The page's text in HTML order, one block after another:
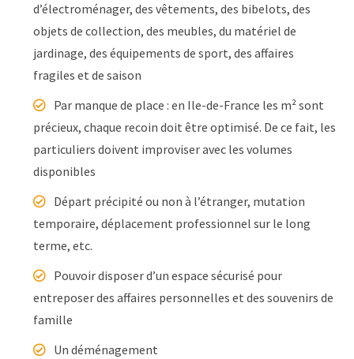
d’électroménager, des vêtements, des bibelots, des
objets de collection, des meubles, du matériel de
jardinage, des équipements de sport, des affaires
fragiles et de saison
Par manque de place : en Ile-de-France les m² sont
précieux, chaque recoin doit être optimisé. De ce fait, les
particuliers doivent improviser avec les volumes
disponibles
Départ précipité ou non à l’étranger, mutation
temporaire, déplacement professionnel sur le long
terme, etc.
Pouvoir disposer d’un espace sécurisé pour
entreposer des affaires personnelles et des souvenirs de
famille
Un déménagement